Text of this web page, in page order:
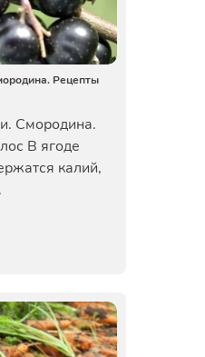
Рецепты
Смородина.
В ягоде
калий,